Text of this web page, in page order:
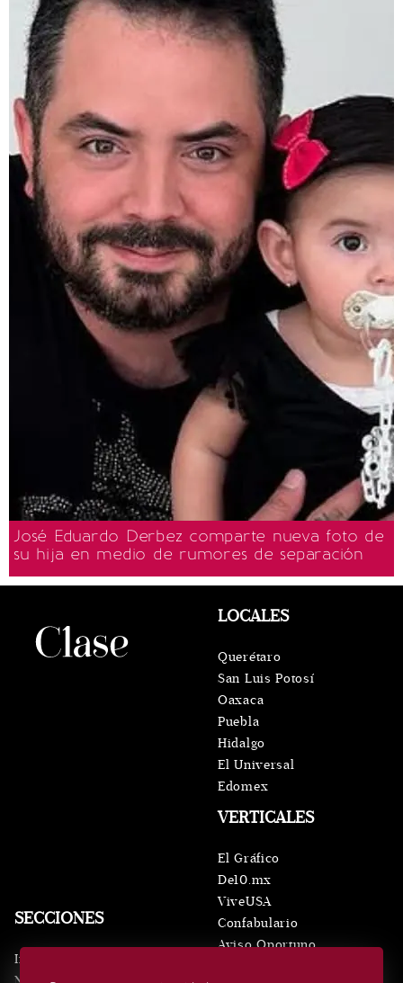
José Eduardo Derbez comparte nueva foto de
su hija en medio de rumores de separación
SECCIONES
Inicio
VERTICALES
El Gráfico
De10.mx
ViveUSA
Confabulario
Aviso Oportuno
LOCALES
Querétaro
San Luis Potosí
Oaxaca
Puebla
Hidalgo
El Universal
Edomex